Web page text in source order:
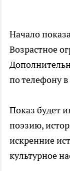
Начало
Возрастное
по телефону
Показ будет
поэзию,
искренние
культурное